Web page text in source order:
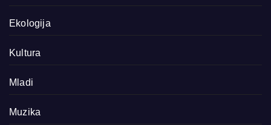
Ekologija
Kultura
Mladi
Muzika